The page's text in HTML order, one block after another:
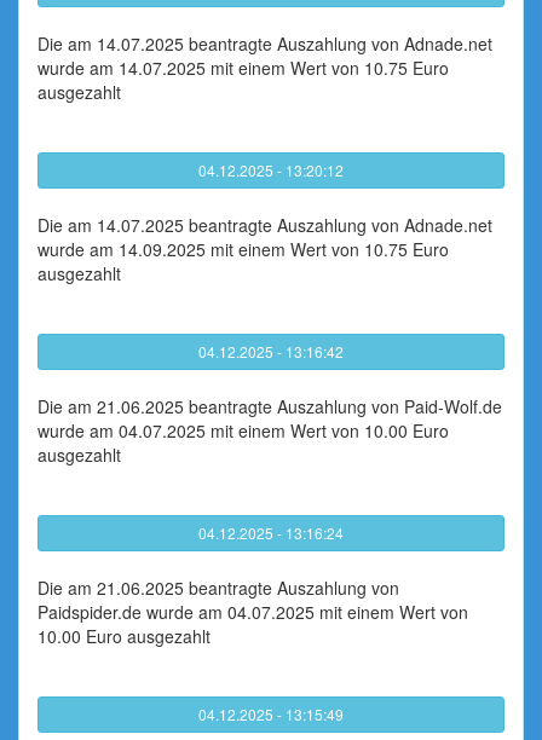
Die am 14.07.2025 beantragte Auszahlung von Adnade.net
wurde am 14.07.2025 mit einem Wert von 10.75 Euro
ausgezahlt
04.12.2025 - 13:20:12
Die am 14.07.2025 beantragte Auszahlung von Adnade.net
wurde am 14.09.2025 mit einem Wert von 10.75 Euro
ausgezahlt
04.12.2025 - 13:16:42
Die am 21.06.2025 beantragte Auszahlung von Paid-Wolf.de
wurde am 04.07.2025 mit einem Wert von 10.00 Euro
ausgezahlt
04.12.2025 - 13:16:24
Die am 21.06.2025 beantragte Auszahlung von
Paidspider.de wurde am 04.07.2025 mit einem Wert von
10.00 Euro ausgezahlt
04.12.2025 - 13:15:49